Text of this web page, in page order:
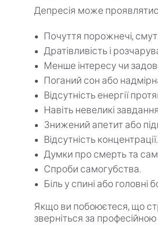
Депресія може
Почуття порожнечі,
Дратівливість і
Менше інтересу чи
Поганий сон або
Відсутність енергії
Навіть невеликі
Знижений апетит або
Відсутність концентрації.
Думки про смерть та
Спроби самогубства.
Біль у спині або головні
Якщо ви побоюєтеся, що
зверніться за